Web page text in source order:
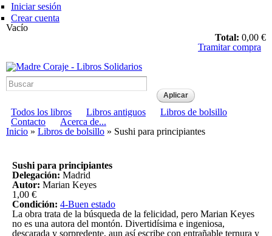
Iniciar sesión
Crear cuenta
Vacío
Total: 0,00 €
Tramitar compra
Solidarios
Menú principal
Todos los libros Libros antiguos
Libros de bolsillo
Menú secundario
Contacto
Acerca de...
Usted está aquí
Inicio » Libros de bolsillo » Sushi para principiantes
Sushi para principiantes
Delegación: Madrid
Autor: Marian Keyes
1,00 €
Condición: 4-Buen estado
La obra trata de la búsqueda de la felicidad, pero Marian Keyes
no es una autora del montón. Divertidísima e ingeniosa,
descarada y sorpredente, aun así escribe con entrañable ternura y